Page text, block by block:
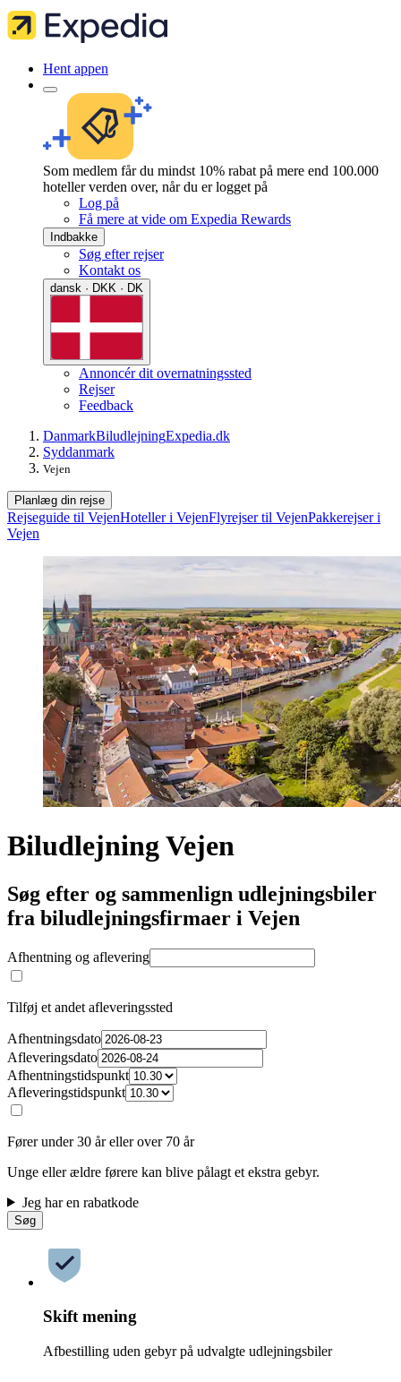
Hent appen
Som medlem får du mindst 10% rabat på mere end 100.000
hoteller verden over, når du er logget på
Log på
Få mere at vide om Expedia Rewards
Indbakke
Søg efter rejser
Kontakt os
dansk · DKK · DK
Annoncér dit overnatningssted
Rejser
Feedback
DanmarkBiludlejningExpedia.dk
Syddanmark
Vejen
Planlæg din rejse
Rejseguide til VejenHoteller i VejenFlyrejser til VejenPakkerejser i
Vejen
Biludlejning Vejen
Søg efter og sammenlign udlejningsbiler
fra biludlejningsfirmaer i Vejen
Afhentning og aflevering
Tilføj et andet afleveringssted
Afhentningsdato
Afleveringsdato
Afhentningstidspunkt
Afleveringstidspunkt
Fører under 30 år eller over 70 år
Unge eller ældre førere kan blive pålagt et ekstra gebyr.
Jeg har en rabatkode
Søg
Skift mening
Afbestilling uden gebyr på udvalgte udlejningsbiler